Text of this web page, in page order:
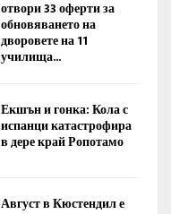
отвори 33 оферти за
обновяването на
дворовете на 11
училища...
Екшън и гонка: Кола с
испанци катастрофира
в дере край Ропотамо
Август в Кюстендил е